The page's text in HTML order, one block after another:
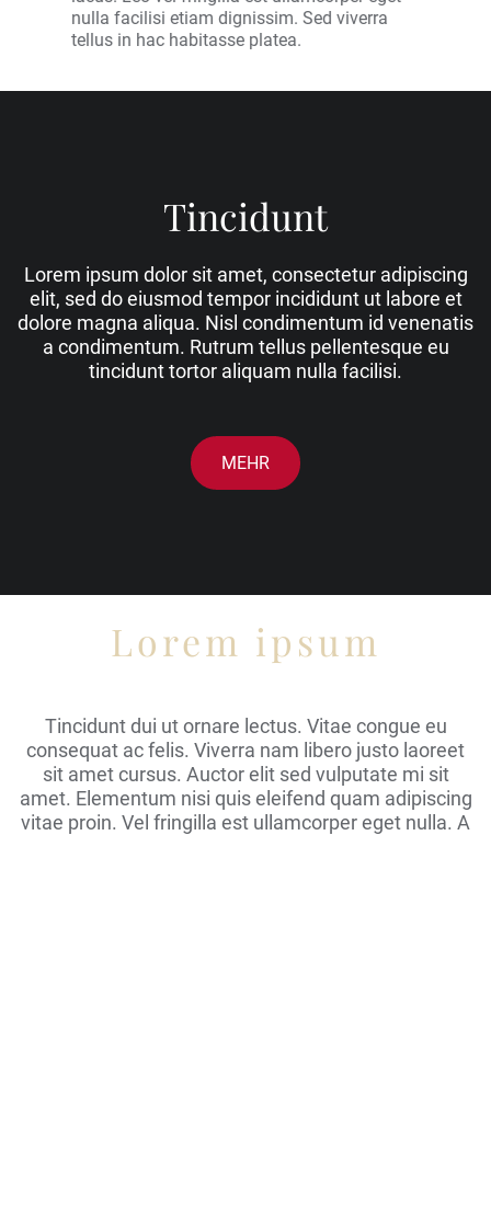
nulla facilisi etiam dignissim. Sed viverra
tellus in hac habitasse platea.
Tincidunt
Lorem ipsum dolor sit amet, consectetur adipiscing
elit, sed do eiusmod tempor incididunt ut labore et
dolore magna aliqua. Nisl condimentum id venenatis
a condimentum. Rutrum tellus pellentesque eu
tincidunt tortor aliquam nulla facilisi.
MEHR
Einleitung
Lorem ipsum
Tincidunt dui ut ornare lectus. Vitae congue eu
consequat ac felis. Viverra nam libero justo laoreet
sit amet cursus. Auctor elit sed vulputate mi sit
amet. Elementum nisi quis eleifend quam adipiscing
vitae proin. Vel fringilla est ullamcorper eget nulla. A